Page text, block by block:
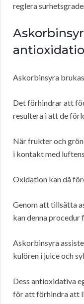
reglera
Askorbinsyra
Det förhindrar att
resultera i att de
När frukter och
i kontakt med
Oxidation kan då
Genom att tillsätta
kan denna procedur
Askorbinsyra
kulören i juice och
Dess antioxidativa
för att förhindra att